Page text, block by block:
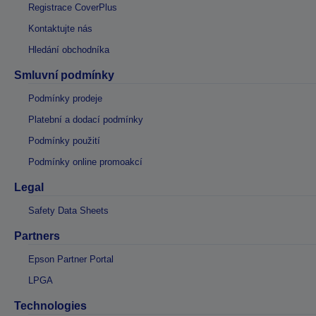
Registrace CoverPlus
Kontaktujte nás
Hledání obchodníka
Smluvní podmínky
Podmínky prodeje
Platební a dodací podmínky
Podmínky použití
Podmínky online promoakcí
Legal
Safety Data Sheets
Partners
Epson Partner Portal
LPGA
Technologies